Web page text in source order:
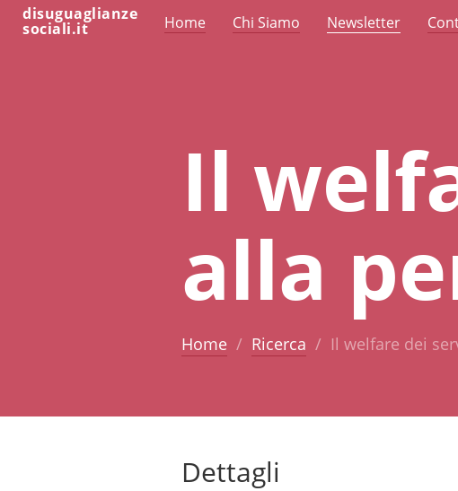
disuguaglianze
sociali.it Home Chi Siamo Newsletter
Il
alla
Home Ricerca Il welfare dei
Dettagli